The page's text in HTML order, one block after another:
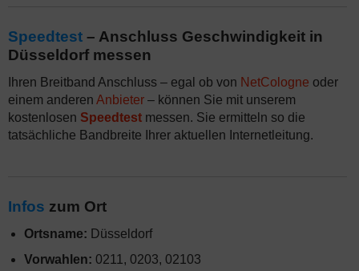
Speedtest – Anschluss Geschwindigkeit in
Düsseldorf messen
Ihren Breitband Anschluss – egal ob von NetCologne oder
einem anderen Anbieter – können Sie mit unserem
kostenlosen Speedtest messen. Sie ermitteln so die
tatsächliche Bandbreite Ihrer aktuellen Internetleitung.
Infos zum Ort
Ortsname: Düsseldorf
Vorwahlen: 0211, 0203, 02103